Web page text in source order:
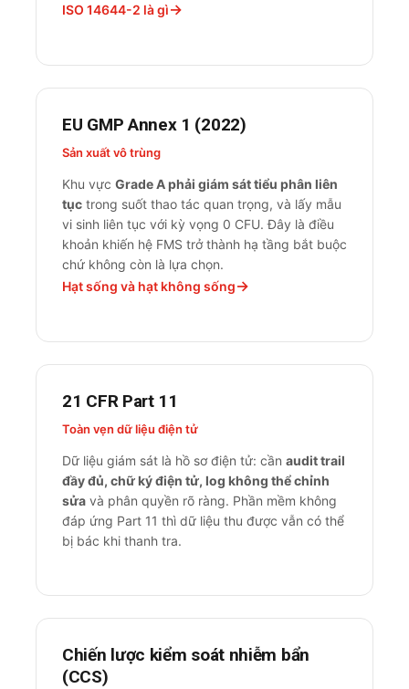
ISO 14644-2 là gì
EU GMP Annex 1 (2022)
Sản xuất vô trùng
Khu vực Grade A phải giám sát tiểu phân liên
tục trong suốt thao tác quan trọng, và lấy mẫu
vi sinh liên tục với kỳ vọng 0 CFU. Đây là điều
khoản khiến hệ FMS trở thành hạ tầng bắt buộc
chứ không còn là lựa chọn.
Hạt sống và hạt không sống
21 CFR Part 11
Toàn vẹn dữ liệu điện tử
Dữ liệu giám sát là hồ sơ điện tử: cần audit trail
đầy đủ, chữ ký điện tử, log không thể chỉnh
sửa và phân quyền rõ ràng. Phần mềm không
đáp ứng Part 11 thì dữ liệu thu được vẫn có thể
bị bác khi thanh tra.
Chiến lược kiểm soát nhiễm bẩn
(CCS)